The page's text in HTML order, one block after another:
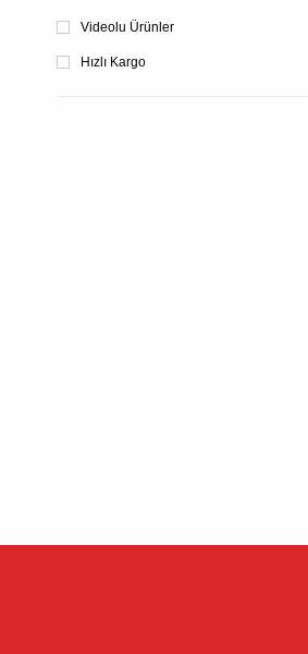
Videolu Ürünler
Hızlı Kargo